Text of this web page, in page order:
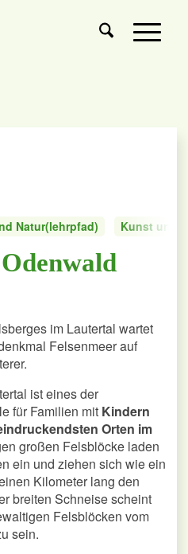
Natur(lehrpfad) Kunst und
im Lautertal wartet
Felsenmeer auf
ist eines der
für Familien mit Kindern
Orten im
großen Felsblöcke laden
ein und ziehen sich wie ein
Kilometer lang den
breiten Schneise scheint
Felsblöcken vom
sein.